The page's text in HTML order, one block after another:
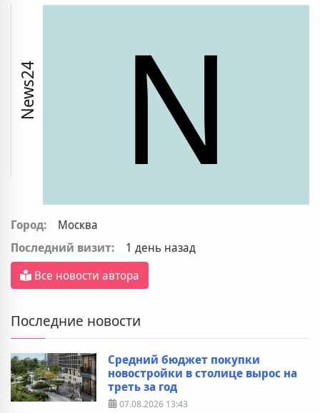
News24 N
Город:
Москва
Последний визит:
1 день назад
Все новости автора
Последние новости
Средний бюджет покупки
новостройки в столице вырос на
треть за год
07.08.2026 13:43